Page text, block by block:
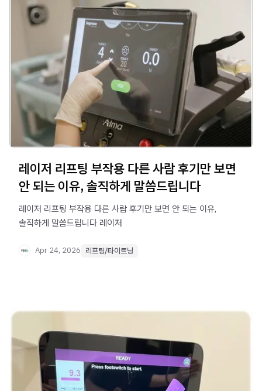
레이저 리프팅 부작용 다른 사람 후기만 보면
안 되는 이유, 솔직하게 말씀드립니다
레이저 리프팅 부작용 다른 사람 후기만 보면 안 되는 이유,
솔직하게 말씀드립니다 레이저
Apr 24, 2026 리프팅/타이트닝